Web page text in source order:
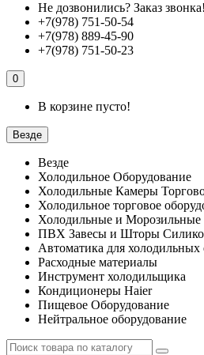
Не дозвонились? Заказ звонка!
+7(978) 751-50-54
+7(978) 889-45-90
+7(978) 751-50-23
0
В корзине пусто!
Везде
Везде
Холодильное Оборудование
Холодильные Камеры
Холодильное торговое
Холодильные и
ПВХ Завесы и Шторы
Автоматика для холодильных
Расходные материалы
Инструмент холодильщика
Кондиционеры Haier
Пищевое Оборудование
Нейтральное оборудование